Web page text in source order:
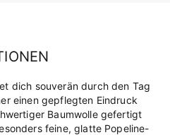
dich souverän durch den Tag
einen gepflegten Eindruck
Baumwolle gefertigt
feine, glatte Popeline-